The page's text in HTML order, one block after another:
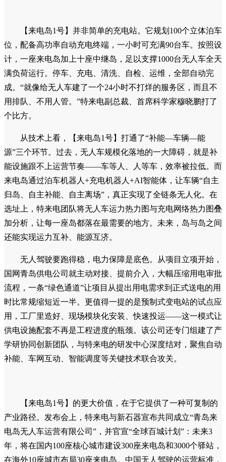
【来电岛1号】并非简单的充电站。它规划100个立体泊车
位，配备高功率自动充电终端，一小时可充满90台车。按照设
计，一座来电岛加上十座中继岛，足以支撑1000台无人车全天
满负荷运行。停车、充电、清洗、自检、运维，全部自动完
成。“就像给无人车建了一个24小时不打烊的服务区，而且不
用排队、不用人管。”特来电副总裁、首席科学家穆晓鹏打了
个比方。
从技术上看，【来电岛1号】打通了“补能—车辆—能
源”三个环节。过去，无人车规模化落地的一大障碍，就是补
能设施跟不上运营节奏——车等人、人等车，效率被拉低。而
来电岛通过泊车机器人+充电机器人+AI智能体，让车辆“自主
归岛、自主补能、自主离场”，真正实现了全链条无人化。在
选址上，特来电团队将无人车运力热力图与充电网络热力图叠
加分析，让每一座岛都落在最需要的地方。未来，岛与岛之间
还能实现运力互补、能源互济。
无人驾驶要跑得稳，电力保障是底色。从项目立项开始，
国网青岛供电公司就主动对接、提前介入，大幅压缩用电审批
流程，一条“绿色通道”让项目从提出用电需求到正式送电的用
时比常规缩短近一半。更值得一提的是预制式变电站的试点应
用，工厂里造好、现场模块化安装、快速投运——这一模式让
供电设施配套不再是工程进度的瓶颈。该公司还专门组建了产
学研协同创新团队，与特来电的研发中心深度结对，聚焦自动
补能、车网互动、智能调度等关键技术联合攻关。
【来电岛1号】的更大价值，在于它提供了一种可复制的
产业路径。发布会上，特来电与新石器宣布共同成立“青岛来
电岛无人车运营有限公司”，并官宣“全球百城计划”：未来3
年，将在国内100座核心城市建设300座来电岛和3000个驿站，
在海外10座城市布局30座来电岛。中国无人驾驶的运营标准，